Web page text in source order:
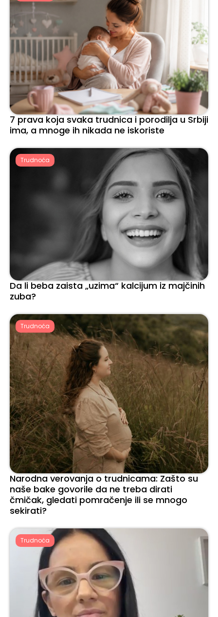
7 prava koja svaka trudnica i porodilja u Srbiji
ima, a mnoge ih nikada ne iskoriste
Trudnoća
Da li beba zaista „uzima“ kalcijum iz majčinih
zuba?
Trudnoća
Narodna verovanja o trudnicama: Zašto su
naše bake govorile da ne treba dirati
čmičak, gledati pomračenje ili se mnogo
sekirati?
Trudnoća